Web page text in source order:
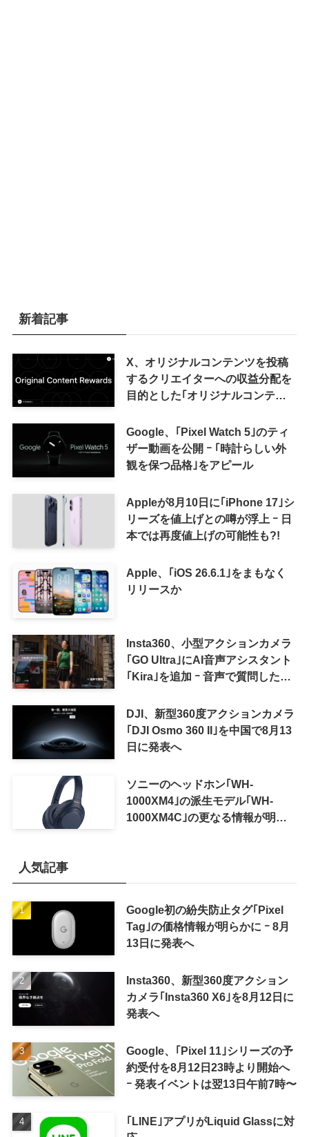
新着記事
X、オリジナルコンテンツを投稿
するクリエイターへの収益分配を
目的とした｢オリジナルコンテン
来の｢収益分配｣は廃止
Google、｢Pixel Watch 5｣のティ
ザー動画を公開 ｰ ｢時計らしい外
観を保つ品格｣をアピール
Appleが8月10日に｢iPhone 17｣シ
リーズを値上げとの噂が浮上 ｰ 日
本では再度値上げの可能性も?!
Apple、｢iOS 26.6.1｣をまもなく
リリースか
Insta360、小型アクションカメラ
｢GO Ultra｣にAI音声アシスタント
｢Kira｣を追加 ｰ 音声で質問した
可能に
DJI、新型360度アクションカメラ
｢DJI Osmo 360 II｣を中国で8月13
日に発表へ
ソニーのヘッドホン｢WH-
1000XM4｣の派生モデル｢WH-
1000XM4C｣の更なる情報が明ら
人気記事
Google初の紛失防止タグ｢Pixel
Tag｣の価格情報が明らかに ｰ 8月
13日に発表へ
Insta360、新型360度アクション
カメラ｢Insta360 X6｣を8月12日に
発表へ
Google、｢Pixel 11｣シリーズの予
約受付を8月12日23時より開始へ
ｰ 発表イベントは翌13日午前7時〜
｢LINE｣アプリがLiquid Glassに対